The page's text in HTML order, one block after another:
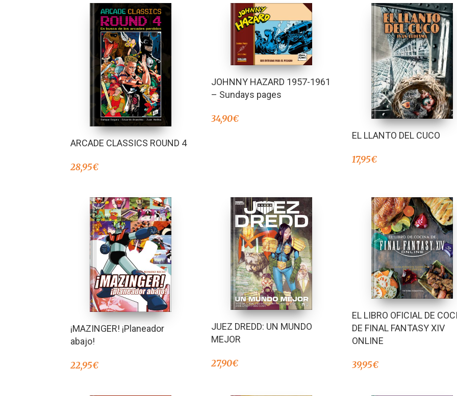
ARCADE CLASSICS ROUND 4
28,95€
JOHNNY HAZARD 1957-1961
– Sundays pages
34,90€
EL LLANTO DEL CUCO
17,95€
¡MAZINGER! ¡Planeador
abajo!
22,95€
JUEZ DREDD: UN MUNDO
MEJOR
27,90€
EL LIBRO OFICIAL DE
DE FINAL FANTASY XIV
ONLINE
39,95€